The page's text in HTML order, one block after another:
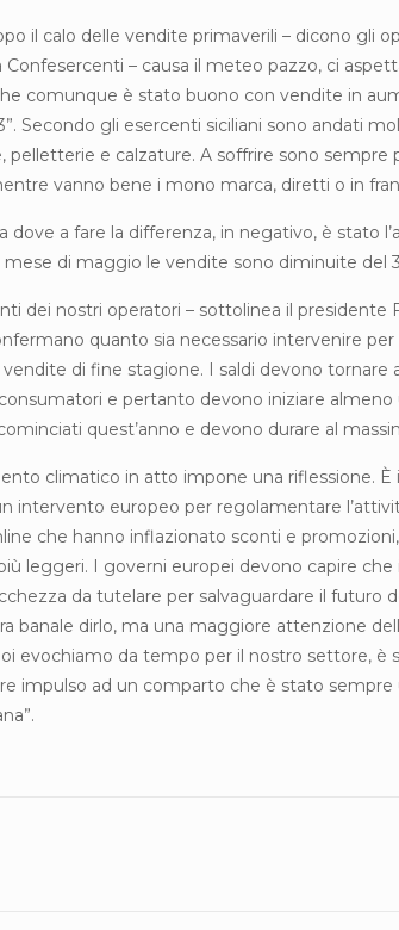
il calo delle vendite primaverili – dicono gli
Confesercenti – causa il meteo pazzo, ci
comunque è stato buono con vendite in
Secondo gli esercenti siciliani sono andati
pelletterie e calzature. A soffrire sono sempre
vanno bene i mono marca, diretti o in
dove a fare la differenza, in negativo, è stato
mese di maggio le vendite sono diminuite del
dei nostri operatori – sottolinea il presidente
quanto sia necessario intervenire per
di fine stagione. I saldi devono tornare
e pertanto devono iniziare almeno
quest’anno e devono durare al
climatico in atto impone una riflessione. È
intervento europeo per regolamentare
che hanno inflazionato sconti e
leggeri. I governi europei devono capire che
da tutelare per salvaguardare il futuro
banale dirlo, ma una maggiore attenzione
evochiamo da tempo per il nostro settore, è
impulso ad un comparto che è stato sempre